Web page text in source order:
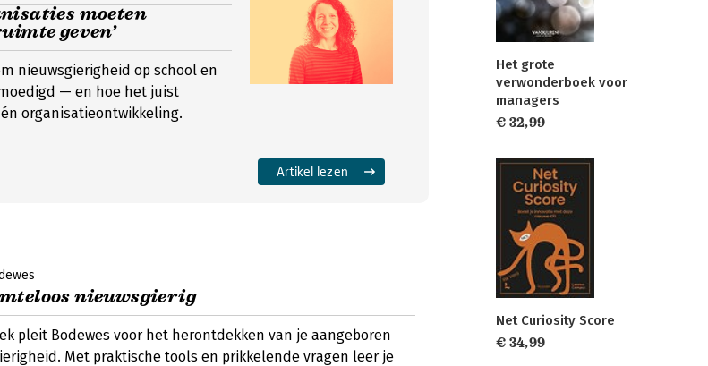
moeten
geven’
nieuwsgierigheid op school en
— en hoe het juist
organisatieontwikkeling.
Artikel lezen
nieuwsgierig
pleit Bodewes voor het herontdekken van je aangeboren
Met praktische tools en prikkelende vragen leer je
Het grote
verwonderboek voor
managers
€ 32,99
Net Curiosity Score
€ 34,99